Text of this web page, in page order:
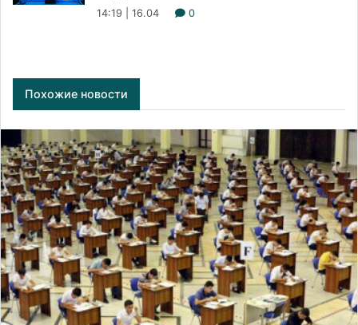
14:19 | 16.04 0
Похожие новости